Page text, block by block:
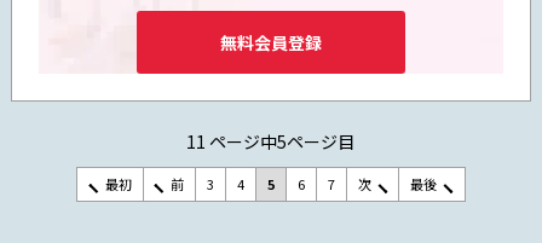
無料会員登録
11 ページ中5ページ目
最初 前 3 4 5 6 7 次 最後